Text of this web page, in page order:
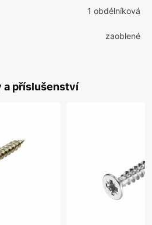
1 obdélníková
zaoblené
a příslušenství